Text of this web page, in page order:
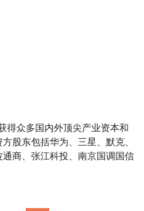
得众多国内外顶尖产业资本和
股东包括华为、三星、默克、
商、张江科投、南京国调国信